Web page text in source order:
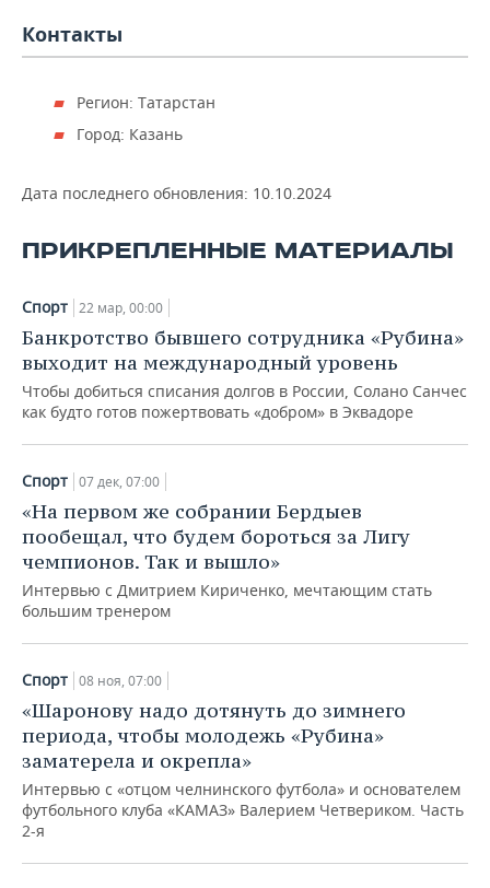
Контакты
Регион: Татарстан
Город: Казань
Дата последнего обновления: 10.10.2024
ПРИКРЕПЛЕННЫЕ МАТЕРИАЛЫ
Спорт 22 мар, 00:00
Банкротство бывшего сотрудника «Рубина»
выходит на международный уровень
Чтобы добиться списания долгов в России, Солано Санчес
как будто готов пожертвовать «добром» в Эквадоре
Спорт 07 дек, 07:00
«На первом же собрании Бердыев
пообещал, что будем бороться за Лигу
чемпионов. Так и вышло»
Интервью с Дмитрием Кириченко, мечтающим стать
большим тренером
Спорт 08 ноя, 07:00
«Шаронову надо дотянуть до зимнего
периода, чтобы молодежь «Рубина»
заматерела и окрепла»
Интервью с «отцом челнинского футбола» и основателем
футбольного клуба «КАМАЗ» Валерием Четвериком. Часть
2-я